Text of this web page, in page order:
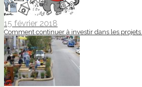
15 février 2018
Comment continuer à investir dans les